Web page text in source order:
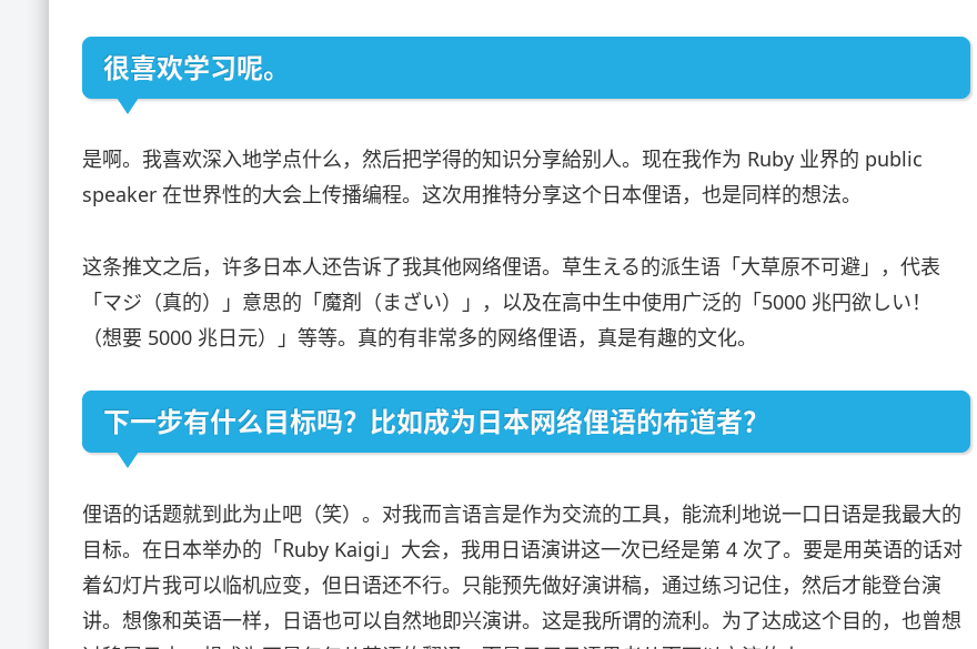
很喜欢学习呢。
是啊。我喜欢深入地学点什么，然后把学得的知识分享給别人。现在我作为 Ruby 业界的 public
speaker 在世界性的大会上传播编程。这次用推特分享这个日本俚语，也是同样的想法。
这条推文之后，许多日本人还告诉了我其他网络俚语。草生える的派生语「大草原不可避」，代表
「マジ（真的）」意思的「魔剤（まざい）」，以及在高中生中使用广泛的「5000 兆円欲しい！
（想要 5000 兆日元）」等等。真的有非常多的网络俚语，真是有趣的文化。
下一步有什么目标吗？比如成为日本网络俚语的布道者？
俚语的话题就到此为止吧（笑）。对我而言语言是作为交流的工具，能流利地说一口日语是我最大的
目标。在日本举办的「Ruby Kaigi」大会，我用日语演讲这一次已经是第 4 次了。要是用英语的话对
着幻灯片我可以临机应变，但日语还不行。只能预先做好演讲稿，通过练习记住，然后才能登台演
讲。想像和英语一样，日语也可以自然地即兴演讲。这是我所谓的流利。为了达成这个目的，也曾想